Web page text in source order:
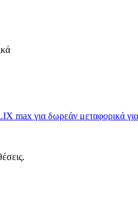
max για δωρεάν μεταφορικά